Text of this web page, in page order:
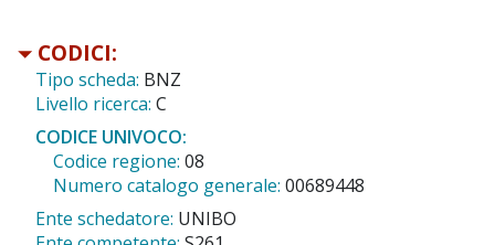
CODICI:
Tipo scheda: BNZ
Livello ricerca: C
CODICE UNIVOCO:
Codice regione: 08
Numero catalogo generale: 00689448
Ente schedatore: UNIBO